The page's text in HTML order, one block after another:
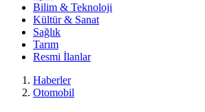
Bilim & Teknoloji
Kültür & Sanat
Sağlık
Tarım
Resmi İlanlar
Haberler
Otomobil